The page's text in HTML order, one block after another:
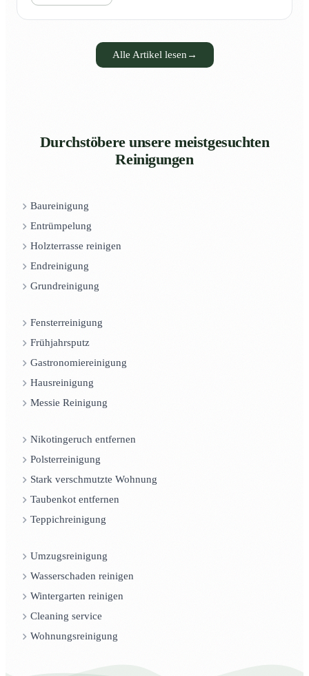
Alle Artikel lesen →
Durchstöbere unsere meistgesuchten
Reinigungen
Baureinigung
Entrümpelung
Holzterrasse reinigen
Endreinigung
Grundreinigung
Fensterreinigung
Frühjahrsputz
Gastronomiereinigung
Hausreinigung
Messie Reinigung
Nikotingeruch entfernen
Polsterreinigung
Stark verschmutzte Wohnung
Taubenkot entfernen
Teppichreinigung
Umzugsreinigung
Wasserschaden reinigen
Wintergarten reinigen
Cleaning service
Wohnungsreinigung